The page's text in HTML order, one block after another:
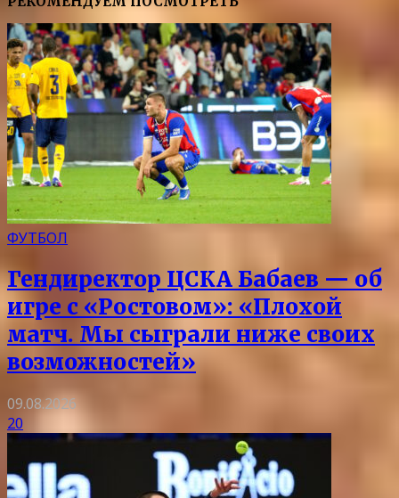
ФУТБОЛ
Гендиректор ЦСКА Бабаев — об
игре с «Ростовом»: «Плохой
матч. Мы сыграли ниже своих
возможностей»
09.08.2026
20